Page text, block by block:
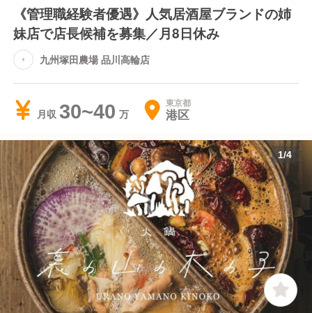
《管理職経験者優遇》人気居酒屋ブランドの姉
妹店で店長候補を募集／月8日休み
九州塚田農場 品川高輪店
月収 30~40 東京都
港区
1/4